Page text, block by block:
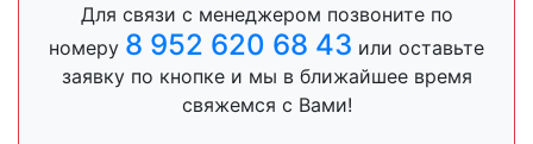
Для связи с менеджером позвоните по
номеру 8 952 620 68 43 или оставьте
заявку по кнопке и мы в ближайшее время
свяжемся с Вами!